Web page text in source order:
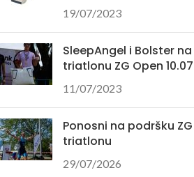
19/07/2023
SleepAngel i Bolster
triatlonu ZG Open
11/07/2023
Ponosni na podršku
triatlonu
29/07/2026